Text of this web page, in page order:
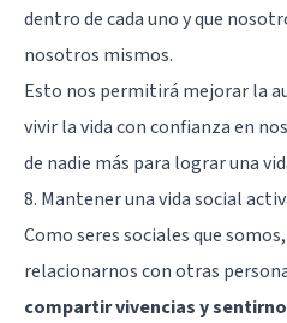
dentro de cada uno y que
nosotros mismos.
Esto nos permitirá mejorar la
vivir la vida con confianza en
de nadie más para lograr una
8. Mantener una vida social
Como seres sociales que
relacionarnos con otras
compartir vivencias y